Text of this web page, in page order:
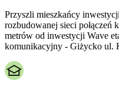
Przyszli mieszkańcy
rozbudowanej sieci połączeń
metrów od inwestycji Wave
komunikacyjny - Giżycko ul.